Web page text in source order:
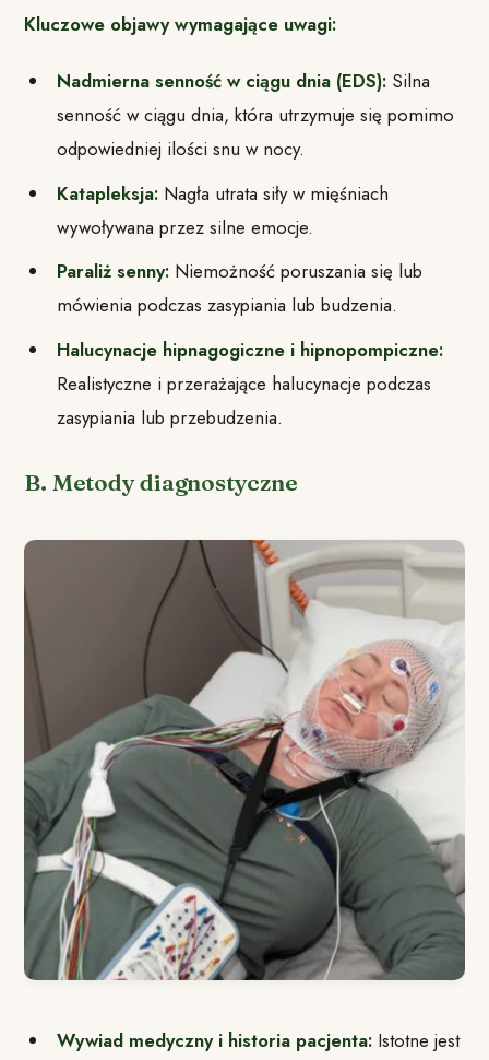
Kluczowe objawy wymagające uwagi:
Nadmierna senność w ciągu dnia (EDS):Silna
senność w ciągu dnia, która utrzymuje się pomimo
odpowiedniej ilości snu w nocy.
Katapleksja:Nagła utrata siły w mięśniach
wywoływana przez silne emocje.
Paraliż senny: Niemożność poruszania się lub
mówienia podczas zasypiania lub budzenia.
Halucynacje hipnagogiczne i hipnopompiczne:
Realistyczne i przerażające halucynacje podczas
zasypiania lub przebudzenia.
B. Metody diagnostyczne
Wywiad medyczny i historia pacjenta:Istotne jest